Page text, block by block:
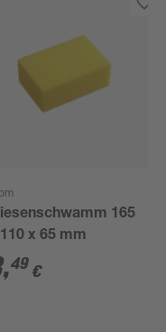
165
x 65 mm
,49 €